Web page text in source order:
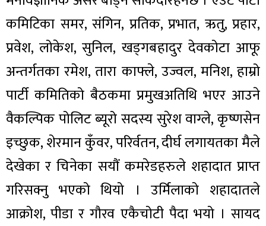
कमिटिका समर, संगिन, प्रतिक, प्रभात, ऋतु, प्रहार,
प्रवेश, लोकेश, सुनिल, खड्गबहादुर देवकोटा आफू
अन्तर्गतका रमेश, तारा काफ्ले, उज्वल, मनिश, हाम्रो
पार्टी कमितिको बैठकमा प्रमुखअतिथि भएर आउने
वैकल्पिक पोलिट ब्यूरो सदस्य सुरेश वाग्ले, कृष्णसेन
इच्छुक, शेरमान कुँवर, परिर्वतन, दीर्घ लगायतका मैले
देखेका र चिनेका सयौं कमरेडहरुले शहादात प्राप्त
गरिसक्नु भएको थियो । उर्मिलाको शहादातले
आक्रोश, पीडा र गौरव एकैचोटी पैदा भयो । सायद